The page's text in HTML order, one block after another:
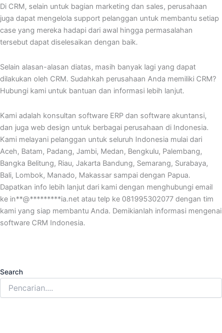
Di CRM, selain untuk bagian marketing dan sales, perusahaan
juga dapat mengelola support pelanggan untuk membantu setiap
case yang mereka hadapi dari awal hingga permasalahan
tersebut dapat diselesaikan dengan baik.
Selain alasan-alasan diatas, masih banyak lagi yang dapat
dilakukan oleh CRM. Sudahkah perusahaan Anda memiliki CRM?
Hubungi kami untuk bantuan dan informasi lebih lanjut.
Kami adalah konsultan software ERP dan software akuntansi,
dan juga web design untuk berbagai perusahaan di Indonesia.
Kami melayani pelanggan untuk seluruh Indonesia mulai dari
Aceh, Batam, Padang, Jambi, Medan, Bengkulu, Palembang,
Bangka Belitung, Riau, Jakarta Bandung, Semarang, Surabaya,
Bali, Lombok, Manado, Makassar sampai dengan Papua.
Dapatkan info lebih lanjut dari kami dengan menghubungi email
ke in**@*********ia.net atau telp ke 081995302077 dengan tim
kami yang siap membantu Anda. Demikianlah informasi mengenai
software CRM Indonesia.
Search